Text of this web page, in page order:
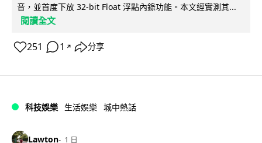
音，並首度下放 32-bit Float 浮點內錄功能。本文經實測其...
閱讀全文
251 1 ↗ 分享
科技娛樂 生活娛樂 城中熱話
Lawton 1 日